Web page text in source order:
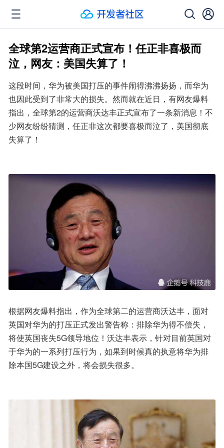
全球第2运营商正式宣布！任正非喜极而
泣，网友：美国失算了！
这段时间，华为被美国打压的事件闹得沸沸扬扬，而华为
也因此受到了非常大的损失。然而就在近日，有网友爆料
指出，全球第2的运营商沃达丰正式宣布了一条新消息！不
少网友纷纷猜测，任正非这次都要喜极而泣了，美国彻底
失算了！
根据网友爆料指出，作为全球第二的运营商沃达丰，面对
英国对华为的打压正式发出警告称：排除华为得不偿失，
将使英国丧失5G领导地位！沃达丰表示，针对目前英国对
于华为的一系列打压行为，如果到时候真的执意将华为排
除本国5G建设之外，将会损失很多。